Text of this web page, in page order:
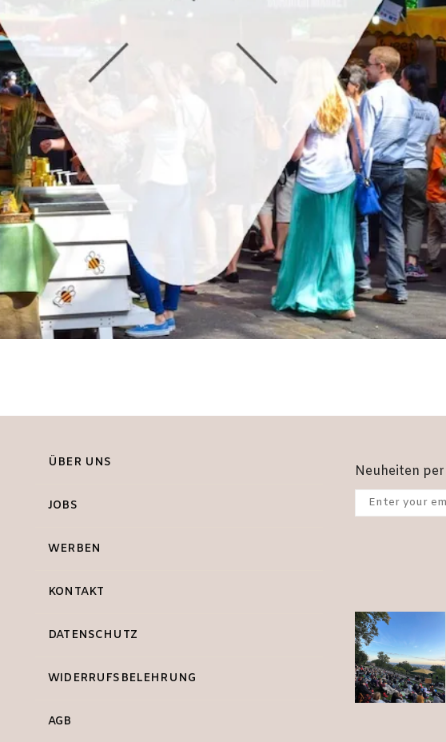
ÜBER UNS
JOBS
WERBEN
KONTAKT
DATENSCHUTZ
WIDERRUFSBELEHRUNG
AGB
Neuheiten